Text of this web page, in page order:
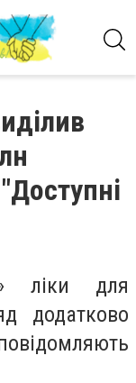
ліки для
додатково